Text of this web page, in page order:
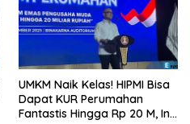
UMKM Naik Kelas! HIPMI Bisa
Dapat KUR Perumahan
Fantastis Hingga Rp 20 M, Ini